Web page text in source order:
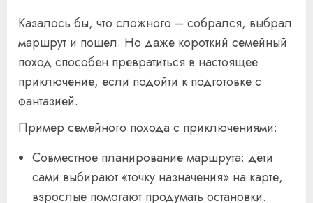
Казалось бы, что сложного – собрался, выбрал
маршрут и пошел. Но даже короткий семейный
поход способен превратиться в настоящее
приключение, если подойти к подготовке с
фантазией.
Пример семейного похода с приключениями:
Совместное планирование маршрута: дети
сами выбирают «точку назначения» на карте,
взрослые помогают продумать остановки.